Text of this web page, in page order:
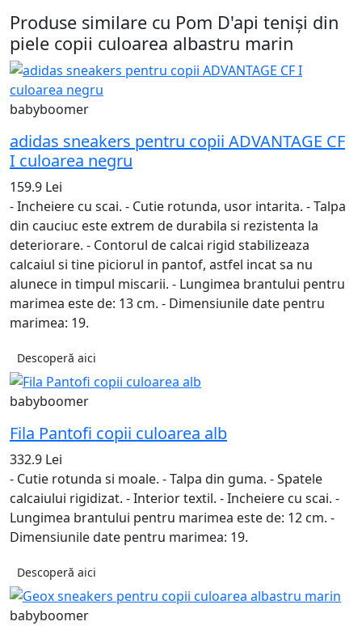
Produse similare cu Pom D'api teniși din
piele copii culoarea albastru marin
babyboomer
adidas sneakers pentru copii ADVANTAGE CF
I culoarea negru
159.9 Lei
- Incheiere cu scai. - Cutie rotunda, usor intarita. - Talpa
din cauciuc este extrem de durabila si rezistenta la
deteriorare. - Contorul de calcai rigid stabilizeaza
calcaiul si tine piciorul in pantof, astfel incat sa nu
alunece in timpul miscarii. - Lungimea brantului pentru
marimea este de: 13 cm. - Dimensiunile date pentru
marimea: 19.
Descoperă aici
babyboomer
Fila Pantofi copii culoarea alb
332.9 Lei
- Cutie rotunda si moale. - Talpa din guma. - Spatele
calcaiului rigidizat. - Interior textil. - Incheiere cu scai. -
Lungimea brantului pentru marimea este de: 12 cm. -
Dimensiunile date pentru marimea: 19.
Descoperă aici
babyboomer